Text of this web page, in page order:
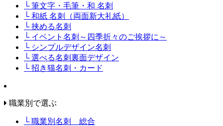
└ 筆文字・毛筆・和 名刺
└ 和紙 名刺（両面新大礼紙）
└ 挟める名刺
└ イベント名刺～四季折々のご挨拶に～
└ シンプルデザイン名刺
└ 選べる名刺裏面デザイン
└ 招き猫名刺・カード
職業別で選ぶ
└ 職業別名刺 総合